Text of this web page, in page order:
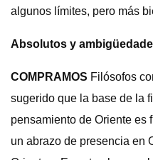
algunos límites, pero más
Absolutos y
COMPRAMOS Filósofos
sugerido que la base de la
pensamiento de Oriente es
un abrazo de presencia en